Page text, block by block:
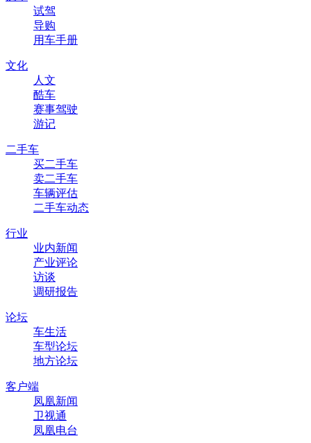
试驾
导购
用车手册
文化
人文
酷车
赛事驾驶
游记
二手车
买二手车
卖二手车
车辆评估
二手车动态
行业
业内新闻
产业评论
访谈
调研报告
论坛
车生活
车型论坛
地方论坛
客户端
凤凰新闻
卫视通
凤凰电台